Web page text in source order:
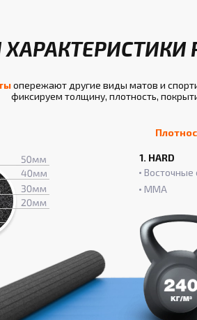
опережают другие виды матов и
фиксируем толщину, плотность,
1. HARD
Восточные
ММА